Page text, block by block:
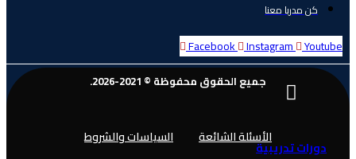
كن مدربا معنا
Facebook Instagram Youtube
جميع الحقوق محفوظة © 2021-2026.
الأسئلة الشائعة السياسات والشروط
دورات تدريبية